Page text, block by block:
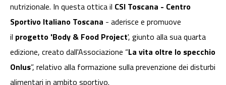
nutrizionale. In questa ottica il CSI Toscana - Centro
Sportivo Italiano Toscana - aderisce e promuove
il progetto 'Body & Food Project', giunto alla sua quarta
edizione, creato dall'Associazione “La vita oltre lo specchio
Onlus”, relativo alla formazione sulla prevenzione dei disturbi
alimentari in ambito sportivo.